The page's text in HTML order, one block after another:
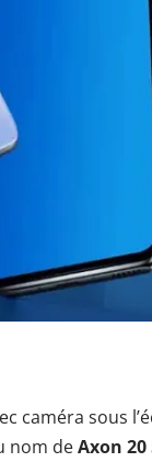
caméra sous
nom deAxon 20